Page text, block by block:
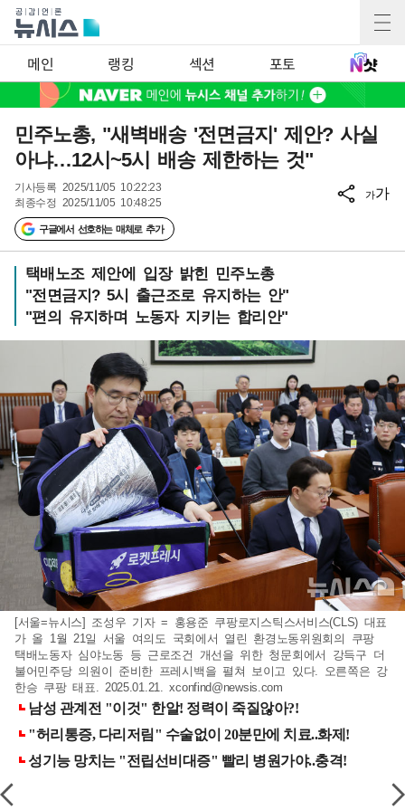
메인 랭킹 섹션 포토
민주노총, "새벽배송 '전면금지' 제안? 사실
아냐…12시~5시 배송 제한하는 것"
기사등록 2025/11/05 10:22:23
최종수정 2025/11/05 10:48:25
구글에서 선호하는 매체로 추가
가가
택배노조 제안에 입장 밝힌 민주노총
"전면금지? 5시 출근조로 유지하는 안"
"편의 유지하며 노동자 지키는 합리안"
[서울=뉴시스] 조성우 기자 = 홍용준 쿠팡로지스틱스서비스(CLS) 대표
가 올 1월 21일 서울 여의도 국회에서 열린 환경노동위원회의 쿠팡
택배노동자 심야노동 등 근로조건 개선을 위한 청문회에서 강득구 더
불어민주당 의원이 준비한 프레시백을 펼쳐 보이고 있다. 오른쪽은 강
한승 쿠팡 태표. 2025.01.21.xconfind@newsis.com